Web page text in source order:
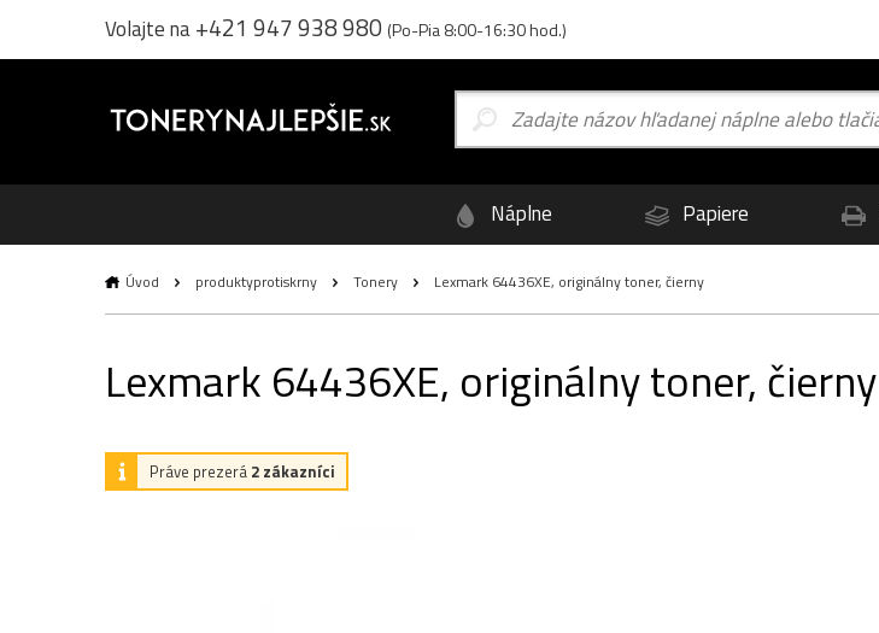
Volajte na+421 947 938 980 (Po-Pia 8:00-16:30 hod.)
Náplne Papiere
Úvod produktyprotiskrny Tonery Lexmark 64436XE, originálny toner, čierny
Lexmark 64436XE, originálny toner, čierny
Práve prezerá 2 zákazníci